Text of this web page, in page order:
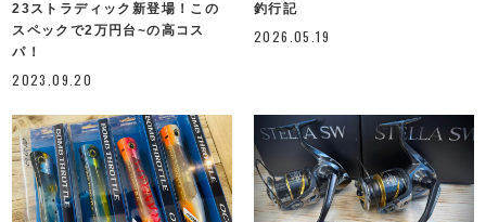
23ストラディック新登場！この
スペックで2万円台~の高コス
パ！
2023.09.20
釣行記
2026.05.19